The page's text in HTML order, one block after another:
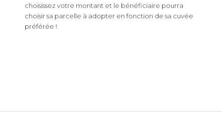
choisissez votre montant et le bénéficiaire pourra
choisir sa parcelle à adopter en fonction de sa cuvée
préférée !